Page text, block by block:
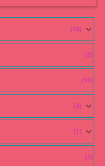
(10)
(2)
(10)
(3)
(1)
(1)